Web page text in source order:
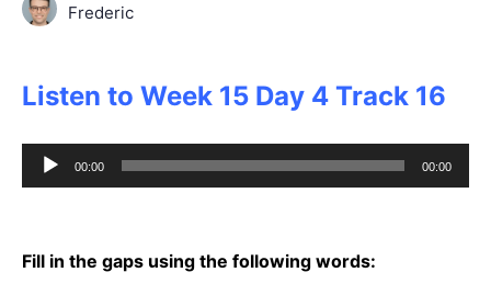
Frederic
Listen to Week 15 Day 4 Track 16
Audio
Player
00:00 00:00
Fill in the gaps using the following words: